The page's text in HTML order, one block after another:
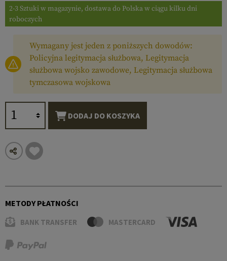
2-3 Sztuki w magazynie, dostawa do Polska w ciągu kilku dni
roboczych
Wymagany jest jeden z poniższych dowodów:
Policyjna legitymacja służbowa, Legitymacja
służbowa wojsko zawodowe, Legitymacja służbowa
tymczasowa wojskowa
DODAJ DO KOSZYKA
METODY PŁATNOŚCI
BANK TRANSFER MASTERCARD